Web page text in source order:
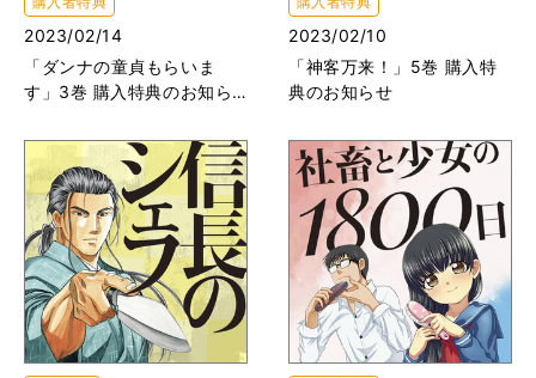
2023/02/14
「ダンナの童貞もらいま
す」3巻 購入特典のお知ら
2023/02/10
「神客万来！」5巻 購入特
典のお知らせ